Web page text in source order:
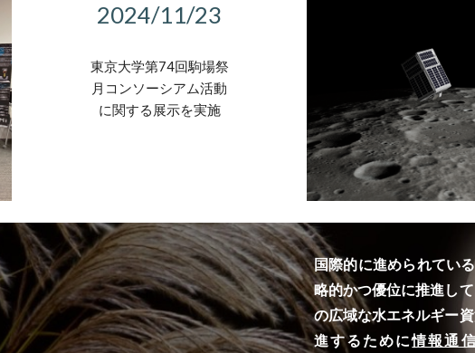
2024/11/23
東京大学第74回駒場祭
月コンソーシアム活動
に関する展示を実施
国際的に進められてい
略的かつ優位に推進し
の広域な水エネルギー
進するために情報通